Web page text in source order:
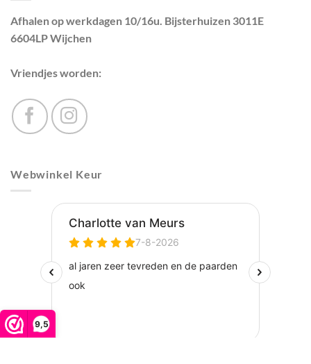
9,5
Afhalen op werkdagen 10/16u. Bijsterhuizen 3011E
6604LP Wijchen
Vriendjes worden:
Webwinkel Keur